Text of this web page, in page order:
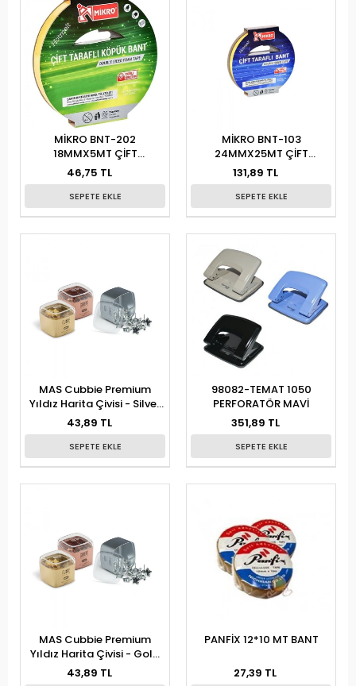
MİKRO BNT-202
18MMX5MT ÇİFT
TARF.KÖPÜK BANT 16LI
46,75 TL
SEPETE EKLE
MİKRO BNT-103
24MMX25MT ÇİFT
TAR.BANT 12Lİ
131,89 TL
SEPETE EKLE
MAS Cubbie Premium
Yıldız Harita Çivisi - Silver
1319
43,89 TL
SEPETE EKLE
98082-TEMAT 1050
PERFORATÖR MAVİ
351,89 TL
SEPETE EKLE
MAS Cubbie Premium
Yıldız Harita Çivisi - Gold
1320
43,89 TL
PANFİX 12*10 MT BANT
27,39 TL